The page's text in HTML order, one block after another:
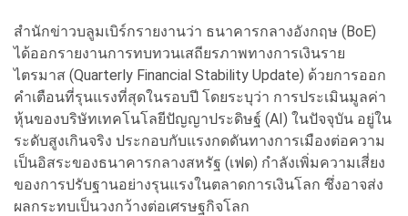
สำนักข่าวบลูมเบิร์กรายงานว่า ธนาคารกลางอังกฤษ (BoE)
ได้ออกรายงานการทบทวนเสถียรภาพทางการเงินราย
ไตรมาส (Quarterly Financial Stability Update) ด้วยการออก
คำเตือนที่รุนแรงที่สุดในรอบปี โดยระบุว่า การประเมินมูลค่า
หุ้นของบริษัทเทคโนโลยีปัญญาประดิษฐ์ (AI) ในปัจจุบัน อยู่ใน
ระดับสูงเกินจริง ประกอบกับแรงกดดันทางการเมืองต่อความ
เป็นอิสระของธนาคารกลางสหรัฐ (เฟด) กำลังเพิ่มความเสี่ยง
ของการปรับฐานอย่างรุนแรงในตลาดการเงินโลก ซึ่งอาจส่ง
ผลกระทบเป็นวงกว้างต่อเศรษฐกิจโลก